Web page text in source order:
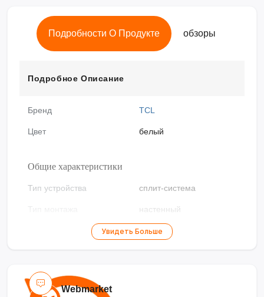
Подробности О Продукте обзоры
Подробное Описание
Бренд TCL
Цвет белый
Общие характеристики
Тип устройства сплит-система
настенный
охлаждение, обогрев
Габариты
Увидеть Больше
Webmarket